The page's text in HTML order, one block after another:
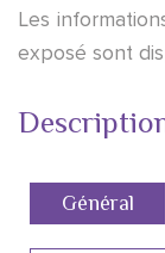
Les
exposé sont
Général